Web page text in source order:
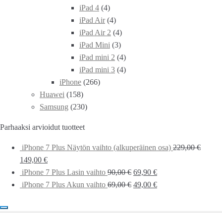
iPad 4 (4)
iPad Air (4)
iPad Air 2 (4)
iPad Mini (3)
iPad mini 2 (4)
iPad mini 3 (4)
iPhone (266)
Huawei (158)
Samsung (230)
Parhaaksi arvioidut tuotteet
iPhone 7 Plus Näytön vaihto (alkuperäinen osa) 229,00€
149,00 €
iPhone 7 Plus Lasin vaihto 90,00€ 69,90 €
iPhone 7 Plus Akun vaihto 69,00€ 49,00 €